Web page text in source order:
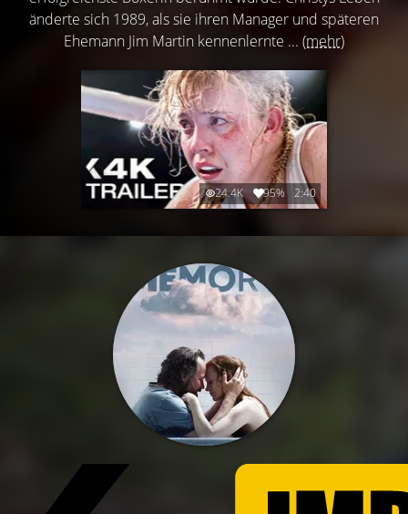
änderte sich 1989, als sie ihren Manager und späteren
Ehemann Jim Martin kennenlernte ... (mehr)
24.4K 95% 2:40